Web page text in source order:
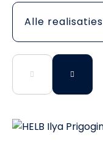
Alle realisaties